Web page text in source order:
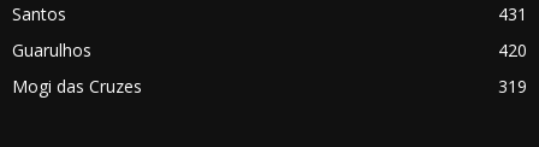
Santos
431
Guarulhos
420
Mogi das Cruzes
319